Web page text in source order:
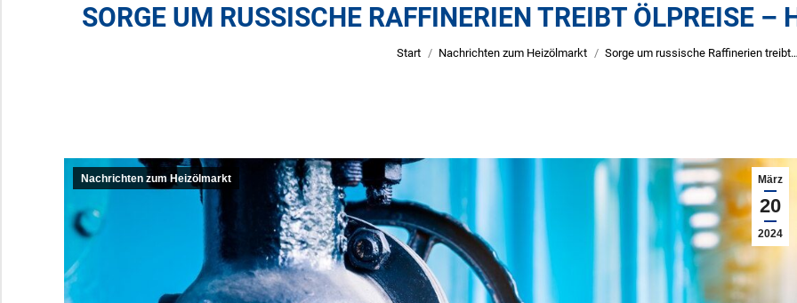
SORGE UM RUSSISCHE RAFFINERIEN TREIBT ÖLPREISE –
Sie befinden sich hier:
Start Nachrichten zum Heizölmarkt Sorge um russische Raffinerien
März
20
2024
Nachrichten zum Heizölmarkt